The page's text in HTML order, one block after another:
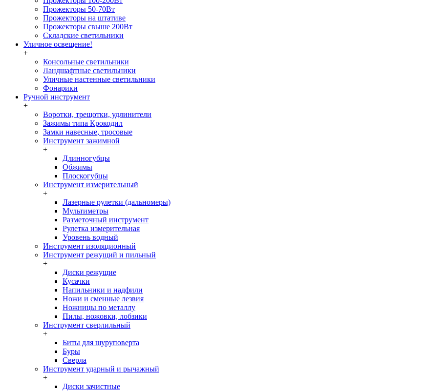
Прожекторы 50-70Вт
Прожекторы на штативе
Прожекторы свыше 200Вт
Складские светильники
Уличное освещение!
+
Консольные светильники
Ландшафтные светильники
Уличные настенные светильники
Фонарики
Ручной инструмент
+
Воротки, трещотки, удлинители
Зажимы типа Крокодил
Замки навесные, тросовые
Инструмент зажимной
+
Длинногубцы
Обжимы
Плоскогубцы
Инструмент измерительный
+
Лазерные рулетки (дальномеры)
Мультиметры
Разметочный инструмент
Рулетка измерительная
Уровень водный
Инструмент изоляционный
Инструмент режущий и пильный
+
Диски режущие
Кусачки
Напильники и надфили
Ножи и сменные лезвия
Ножницы по металлу
Пилы, ножовки, лобзики
Инструмент сверлильный
+
Биты для шуруповерта
Буры
Сверла
Инструмент ударный и рычажный
+
Диски зачистные